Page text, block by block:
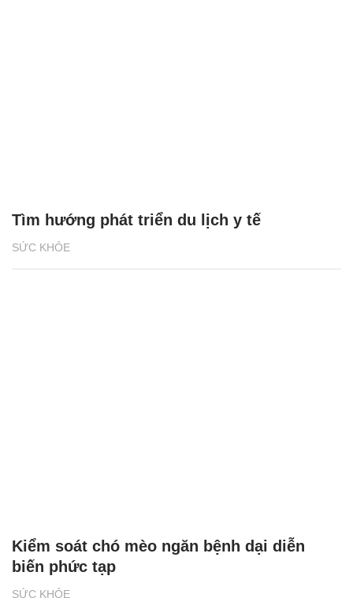
SỨC KHỎE
Tìm hướng phát triển du lịch y tế
SỨC KHỎE
Kiểm soát chó mèo ngăn bệnh dại diễn
biến phức tạp